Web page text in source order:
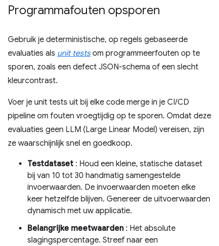
Programmafouten opsporen
Gebruik je deterministische, op regels gebaseerde
evaluaties als unit testsom programmeerfouten op te
sporen, zoals een defect JSON-schema of een slecht
kleurcontrast.
Voer je unit tests uit bij elke code merge in je CI/CD
pipeline om fouten vroegtijdig op te sporen. Omdat deze
evaluaties geen LLM (Large Linear Model) vereisen, zijn
ze waarschijnlijk snel en goedkoop.
Testdataset : Houd een kleine, statische dataset
bij van 10 tot 30 handmatig samengestelde
invoerwaarden. De invoerwaarden moeten elke
keer hetzelfde blijven. Genereer de uitvoerwaarden
dynamisch met uw applicatie.
Belangrijke meetwaarden : Het absolute
slagingspercentage. Streef naar een